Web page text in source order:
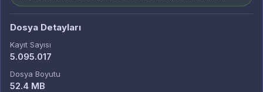
Dosya Detayları
Kayıt Sayısı
5.095.017
Dosya Boyutu
52.4 MB